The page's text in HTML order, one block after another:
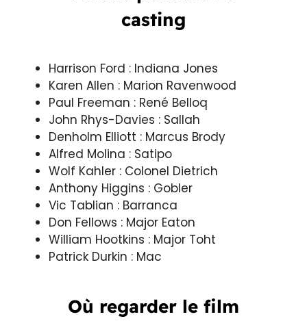
casting
Harrison Ford : Indiana Jones
Karen Allen : Marion Ravenwood
Paul Freeman : René Belloq
John Rhys-Davies : Sallah
Denholm Elliott : Marcus Brody
Alfred Molina : Satipo
Wolf Kahler : Colonel Dietrich
Anthony Higgins : Gobler
Vic Tablian : Barranca
Don Fellows : Major Eaton
William Hootkins : Major Toht
Patrick Durkin : Mac
Où regarder le film